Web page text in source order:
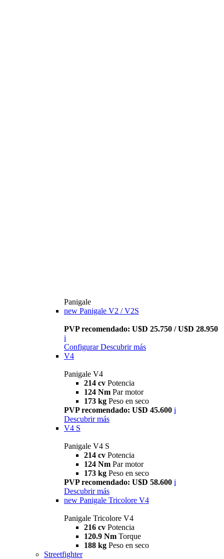
Panigale
new Panigale V2 / V2S
PVP recomendado: U$D 25.750 / U$D 28.950
i
Configurar Descubrir más
V4
Panigale V4
214 cv Potencia
124 Nm Par motor
173 kg Peso en seco
PVP recomendado: U$D 45.600 i
Descubrir más
V4 S
Panigale V4 S
214 cv Potencia
124 Nm Par motor
173 kg Peso en seco
PVP recomendado: U$D 58.600 i
Descubrir más
new Panigale Tricolore V4
Panigale Tricolore V4
216 cv Potencia
120.9 Nm Torque
188 kg Peso en seco
Streetfighter